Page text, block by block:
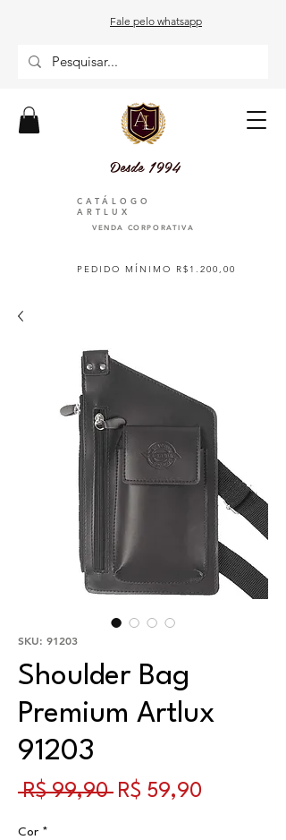
Fale pelo whatsapp
Desde 1994
PEDIDO MÍNIMO R$1.200,00
CATÁLOGO
ARTLUX
VENDA CORPORATIVA
SKU: 91203
Shoulder Bag
Premium Artlux
91203
R$ 99,90 Preço normal
R$ 59,90
Cor *